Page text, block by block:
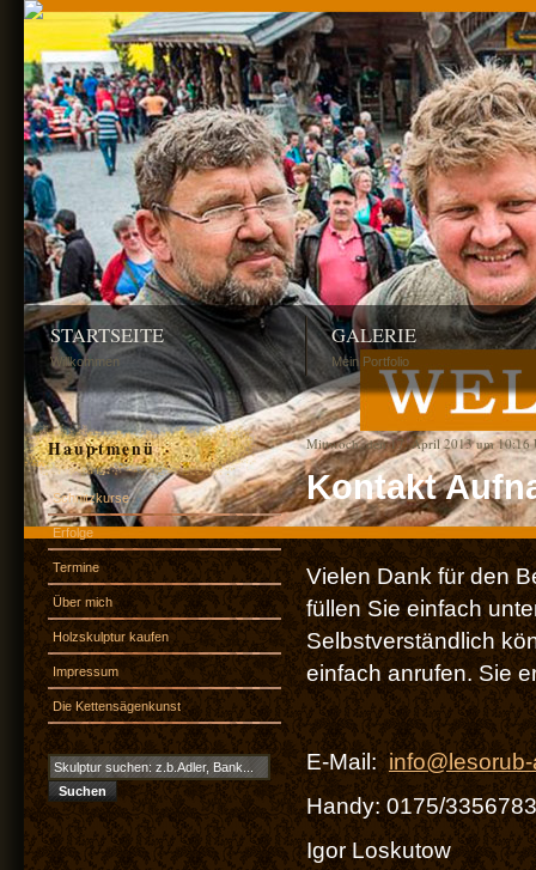
STARTSEITE
Willkommen
GALERIE
Mein Portfolio
Mittwoch, den 17. April 2013 um 10:16
Kontakt
Vielen Dank für den
füllen Sie einfach
Selbstverständlich
einfach anrufen. Sie
E-Mail:
Handy: 0175/3356783
Igor Loskutow
Hauptmenü
Schnitzkurse
Erfolge
Termine
Über mich
Holzskulptur kaufen
Impressum
Die Kettensägenkunst